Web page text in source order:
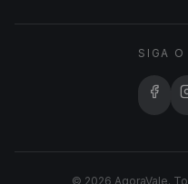
SIGA O
© 2026 AgoraVale.